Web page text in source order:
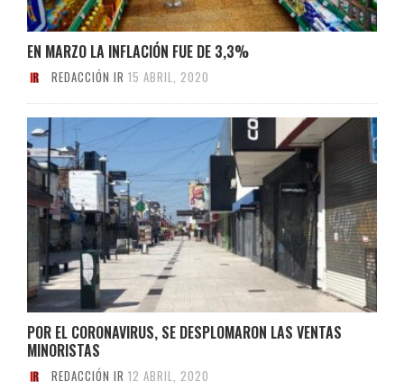
EN MARZO LA INFLACIÓN FUE DE 3,3%
REDACCIÓN IR 15 ABRIL, 2020
POR EL CORONAVIRUS, SE DESPLOMARON LAS VENTAS
MINORISTAS
REDACCIÓN IR 12 ABRIL, 2020